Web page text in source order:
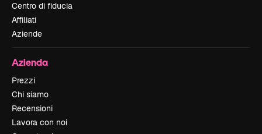
Centro di fiducia
Affiliati
Aziende
Azienda
Prezzi
Chi siamo
Recensioni
Lavora con noi